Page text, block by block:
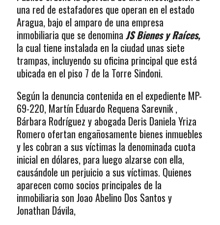
una red de estafadores que operan en el estado
Aragua, bajo el amparo de una empresa
inmobiliaria que se denominaJS Bienes y Raíces,
la cual tiene instalada en la ciudad unas siete
trampas, incluyendo su oficina principal que está
ubicada en el piso 7 de la Torre Sindoni.
Según la denuncia contenida en el expediente MP-
69-220, Martín Eduardo Requena Sarevnik ,
Bárbara Rodríguez y abogada Deris Daniela Yriza
Romero ofertan engañosamente bienes inmuebles
y les cobran a sus víctimas la denominada cuota
inicial en dólares, para luego alzarse con ella,
causándole un perjuicio a sus víctimas. Quienes
aparecen como socios principales de la
inmobiliaria son Joao Abelino Dos Santos y
Jonathan Dávila,